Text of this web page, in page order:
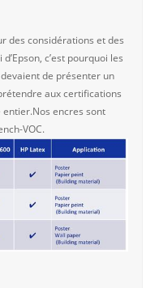
des considérations et des
c’est pourquoi les
de présenter un
aux certifications
entier.Nos encres sont
VOC.